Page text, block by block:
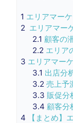
1 エリアマー
2 エリアマー
2.1 顧客の
2.2 エリア
3 エリアマー
3.1 出店分
3.2 売上予
3.3 販促分
3.4 顧客分
4 【まとめ】